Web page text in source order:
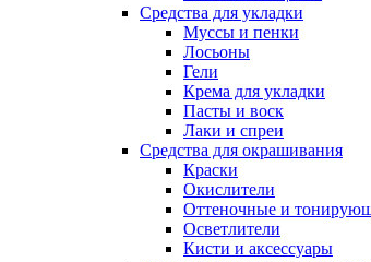
Средства для укладки
Муссы и пенки
Лосьоны
Гели
Крема для укладки
Пасты и воск
Лаки и спреи
Средства для окрашивания
Краски
Окислители
Оттеночные и
Осветлители
Кисти и аксессуары